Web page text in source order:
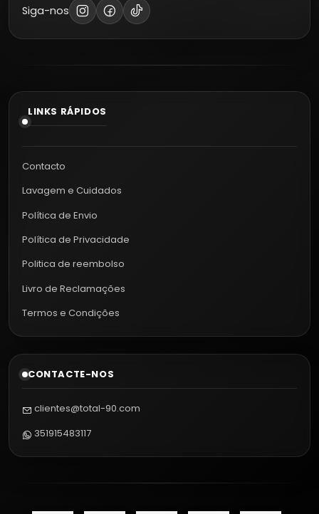
Siga-nos
LINKS RÁPIDOS
Contacto
Lavagem e Cuidados
Política de Envio
Política de Privacidade
Politica de reembolso
Livro de Reclamações
Termos e Condições
CONTACTE-NOS
clientes@total-90.com
351915483117